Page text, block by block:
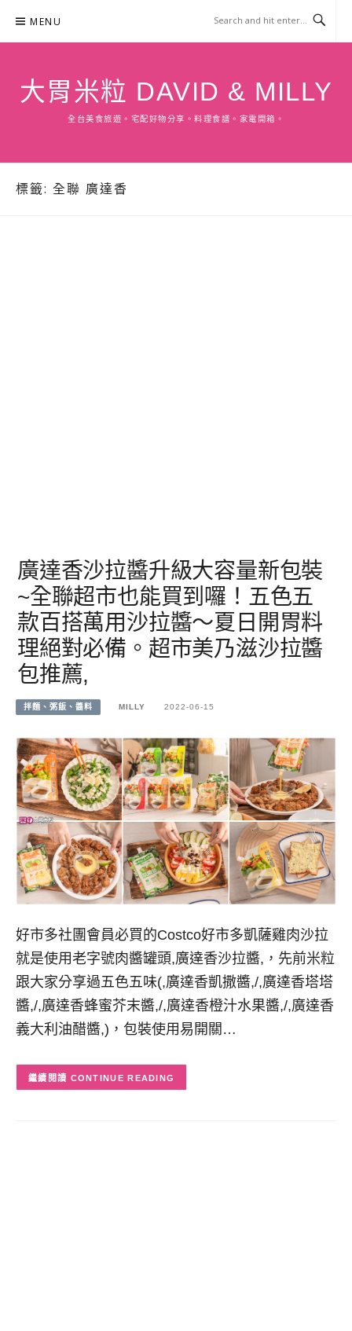
content
MENU
大胃米粒 DAVID & MILLY
全台美食旅遊。宅配好物分享。料理食譜。家電開箱。
標籤: 全聯 廣達香
廣達香沙拉醬升級大容量新包裝
~全聯超市也能買到囉！五色五
款百搭萬用沙拉醬～夏日開胃料
理絕對必備。超市美乃滋沙拉醬
包推薦,
拌麵、粥飯、醬料 MILLY 2022-06-15
好市多社團會員必買的Costco好市多凱薩雞肉沙拉
就是使用老字號肉醬罐頭,廣達香沙拉醬,，先前米粒
跟大家分享過五色五味(,廣達香凱撒醬,/,廣達香塔塔
醬,/,廣達香蜂蜜芥末醬,/,廣達香橙汁水果醬,/,廣達香
義大利油醋醬,)，包裝使用易開關…
CONTINUE READING